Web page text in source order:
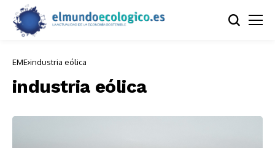
EME industria eólica
industria eólica